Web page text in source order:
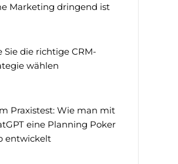
Marketing dringend ist
Sie die richtige CRM-
wählen
Praxistest: Wie man mit
eine Planning Poker
entwickelt